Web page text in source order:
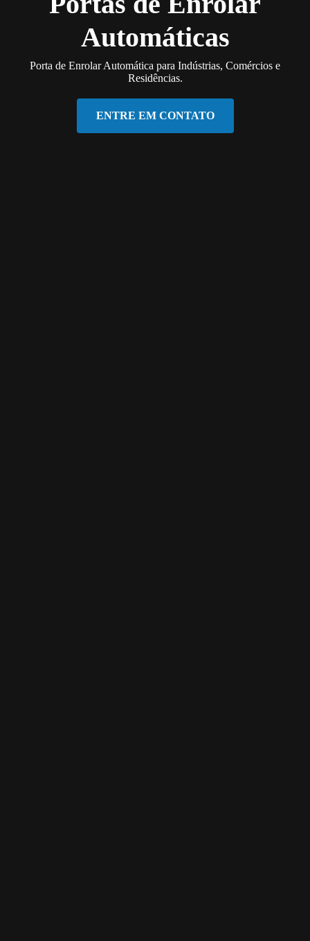
Automáticas
Porta de Enrolar Automática para Indústrias, Comércios e
Residências.
ENTRE EM CONTATO